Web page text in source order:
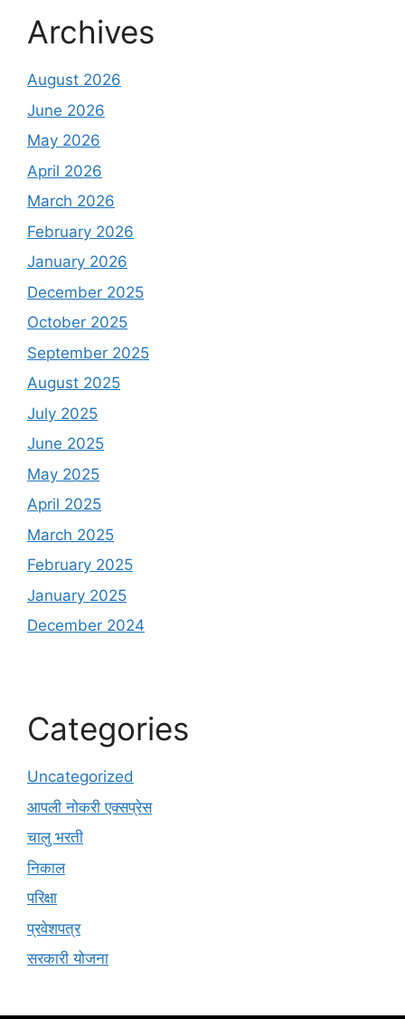
Archives
August 2026
June 2026
May 2026
April 2026
March 2026
February 2026
January 2026
December 2025
October 2025
September 2025
August 2025
July 2025
June 2025
May 2025
April 2025
March 2025
February 2025
January 2025
December 2024
Categories
Uncategorized
आपली नोकरी एक्सप्रेस
चालु भरती
निकाल
परिक्षा
प्रवेशपत्र
सरकारी योजना